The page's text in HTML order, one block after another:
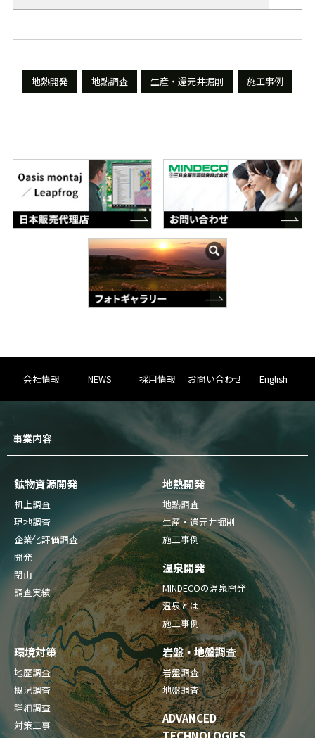
地熱開発 地熱調査 生産・還元井掘削 施工事例
会社情報 NEWS 採用情報 お問い合わせ English
事業内容
鉱物資源開発
机上調査
現地調査
企業化評価調査
開発
閉山
調査実績
地熱開発
地熱調査
生産・還元井掘削
施工事例
温泉開発
MINDECOの温泉開発
温泉とは
施工事例
環境対策
地歴調査
概況調査
詳細調査
対策工事
岩盤・地盤調査
岩盤調査
地盤調査
ADVANCED